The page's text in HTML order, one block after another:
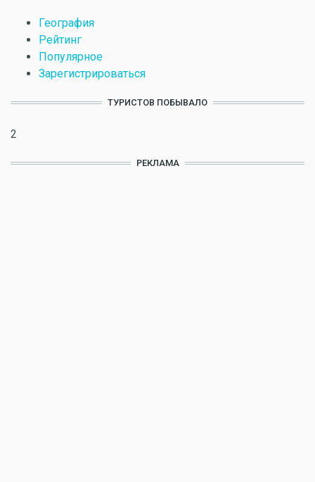
География
Рейтинг
Популярное
Зарегистрироваться
ТУРИСТОВ ПОБЫВАЛО
2
РЕКЛАМА